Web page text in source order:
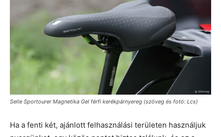
Selle Sportourer Magnetika Gel férfi kerékpárnyereg (szöveg és fotó: Lcs)
Ha a fenti két, ajánlott felhasználási területen használjuk